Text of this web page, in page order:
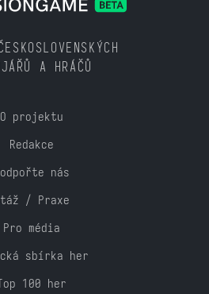
A HRÁČŮ
O projektu
Redakce
nás
/ Praxe
Pro média
sbírka her
100 her